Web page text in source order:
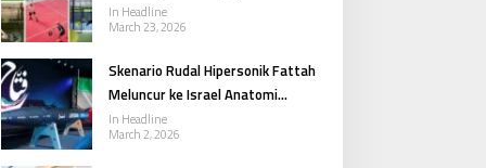
In Headline
March 23, 2026
Skenario Rudal Hipersonik Fattah
Meluncur ke Israel Anatomi
Respons Iran dalam Konflik Besar
In Headline
March 2, 2026